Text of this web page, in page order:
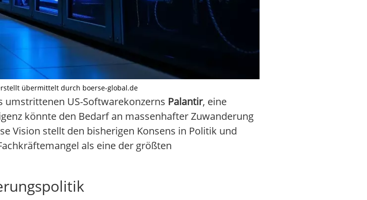
übermittelt durch boerse-global.de
umstrittenen US-Softwarekonzerns Palantir, eine
könnte den Bedarf an massenhafter Zuwanderung
Vision stellt den bisherigen Konsens in Politik und
als eine der größten